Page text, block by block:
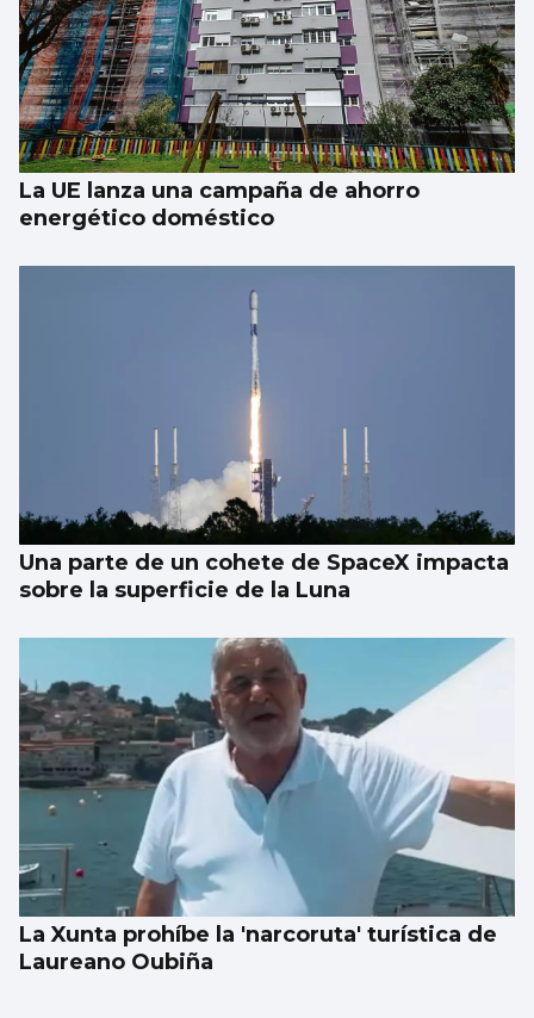
1.000 euros por ir a festivales con
acompañante: el “trabajo del verano”
existe
La UE lanza una campaña de ahorro
energético doméstico
Una parte de un cohete de SpaceX impacta
sobre la superficie de la Luna
La Xunta prohíbe la 'narcoruta' turística de
Laureano Oubiña